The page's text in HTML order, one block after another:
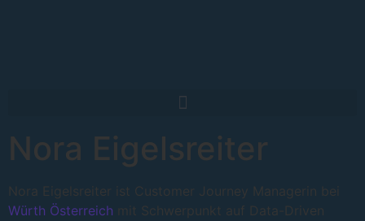
Nora Eigelsreiter
Nora Eigelsreiter ist Customer Journey Managerin bei
Würth Österreich mit Schwerpunkt auf Data-Driven